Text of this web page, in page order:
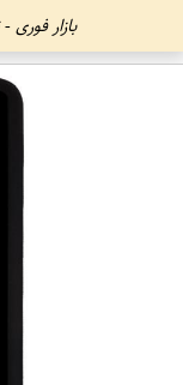
بازار